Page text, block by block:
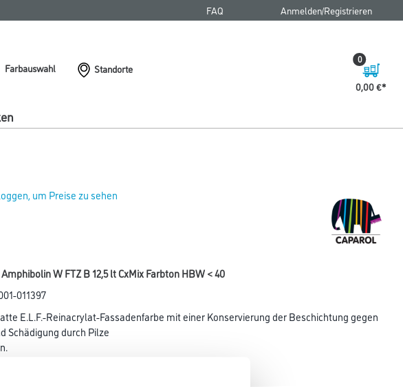
FAQ Anmelden/Registrieren
Farbauswahl
Standorte
0,00 €
0
um Preise zu sehen
W FTZ B 12,5 lt CxMix Farbton HBW < 40
011397
E.L.F.-Reinacrylat-Fassadenfarbe mit einer Konservierung der Beschichtung gegen
Schädigung durch Pilze